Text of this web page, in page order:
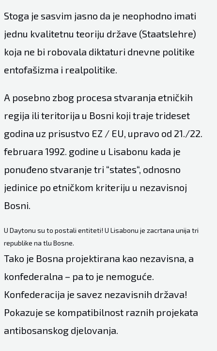
Stoga je sasvim jasno da je neophodno imati
jednu kvalitetnu teoriju države (Staatslehre)
koja ne bi robovala diktaturi dnevne politike
entofašizma i realpolitike.
A posebno zbog procesa stvaranja etničkih
regija ili teritorija u Bosni koji traje trideset
godina uz prisustvo EZ / EU, upravo od 21./22.
februara 1992. godine u Lisabonu kada je
ponuđeno stvaranje tri “states“, odnosno
jedinice po etničkom kriteriju u nezavisnoj
Bosni.
U Daytonu su to postali entiteti! U Lisabonu je zacrtana unija tri
republike na tlu Bosne.
Tako je Bosna projektirana kao nezavisna, a
konfederalna – pa to je nemoguće.
Konfederacija je savez nezavisnih država!
Pokazuje se kompatibilnost raznih projekata
antibosanskog djelovanja.